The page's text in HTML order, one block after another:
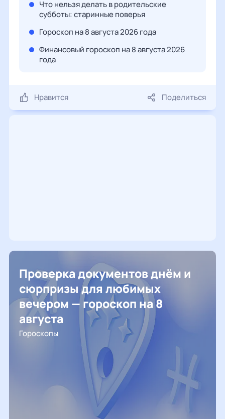
Что нельзя делать в родительские
субботы: старинные поверья
Гороскоп на 8 августа 2026 года
Финансовый гороскоп на 8 августа 2026
года
Нравится Поделиться
Проверка документов днём и
сюрпризы для любимых
вечером — гороскоп на 8
августа
Гороскопы